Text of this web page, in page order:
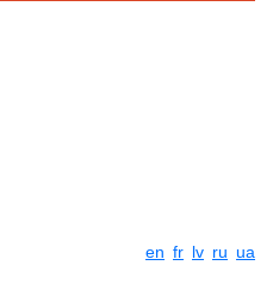
en fr lv ru ua